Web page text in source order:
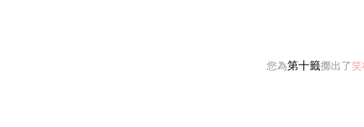
您為第十籤擲出了